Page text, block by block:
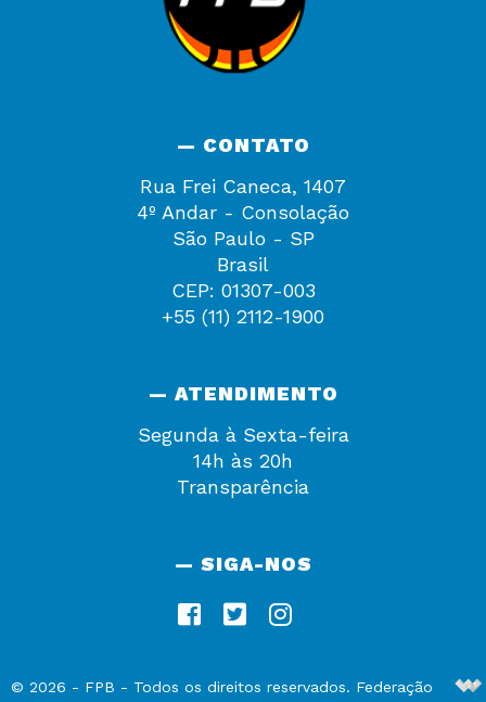
— CONTATO
Rua Frei Caneca, 1407
4º Andar - Consolação
São Paulo - SP
Brasil
CEP: 01307-003
+55 (11) 2112-1900
— ATENDIMENTO
Segunda à Sexta-feira
14h às 20h
Transparência
— SIGA-NOS
© 2026 - FPB - Todos os direitos reservados. Federação